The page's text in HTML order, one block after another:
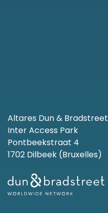
Altares Dun & Bradstreet
Inter Access Park
Pontbeekstraat 4
1702 Dilbeek (Bruxelles)